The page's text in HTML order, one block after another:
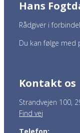
Hans
Rådgiver i
Du kan følge
Kontakt os
Strandvejen 100,
Find vej